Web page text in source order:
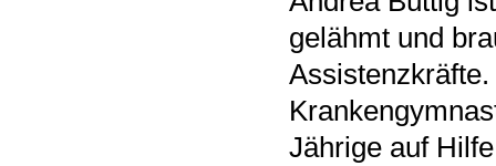
gelähmt und
Jährige auf